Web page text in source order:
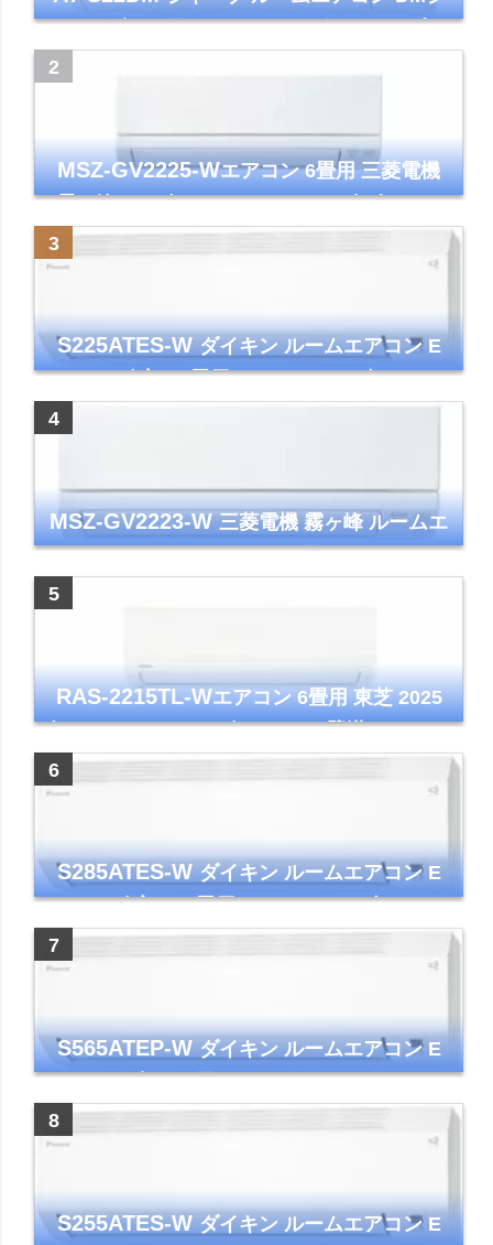
リーズ 主に6畳 ホワイト 2024年モデル プラ
MSZ-GV2225-Wエアコン 6畳用 三菱電機
霧ヶ峰 2025年モデル GVシリーズ ピュアホ
ワイト 清潔 除湿 単相100V
S225ATES-Wダイキン ルームエアコン E
シリーズ 主に6畳用 ホワイト 2025年モデル
MSZ-GV2223-W三菱電機 霧ヶ峰 ルームエ
アコン GVシリーズ おもに6畳用 ピュアホワ
RAS-2215TL-Wエアコン 6畳用 東芝 2025
年モデル TLシリーズ ホワイト 壁掛け クーラ
ー コンパクト 清潔
S285ATES-Wダイキン ルームエアコン E
シリーズ 主に10畳用 ホワイト 2025年モデル
コンパクトモデル ストリーマ
S565ATEP-Wダイキン ルームエアコン E
シリーズ 主に18畳用 ホワイト 2025年モデル
コンパクトモデル ストリーマ
S255ATES-Wダイキン ルームエアコン E